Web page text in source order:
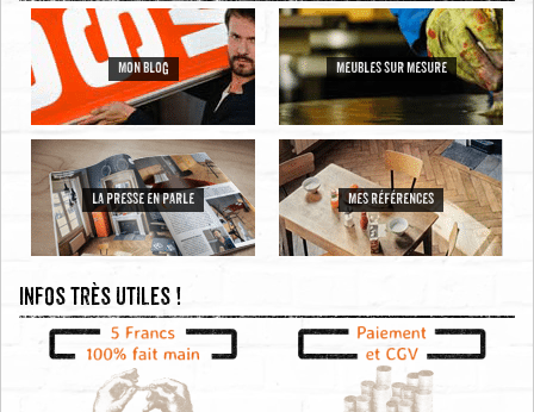
MON BLOG MEUBLES SUR MESURE
LA PRESSE EN PARLE MES RÉFÉRENCES
Infos très utiles !